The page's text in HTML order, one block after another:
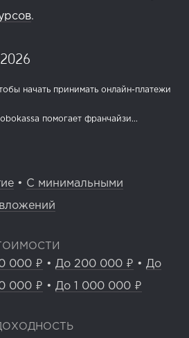
.
начать принимать онлайн-платежи
помогает франчайзи...
• С минимальными
000 ₽ • До 200 000 ₽ • До
000 ₽ • До 1 000 000 ₽